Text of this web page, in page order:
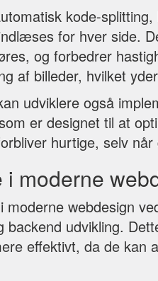
kode-
for hver side.
og forbedrer
af billeder, hvilket
udviklere også
er designet til at
hurtige, selv når
moderne
moderne webdesign
udvikling.
effektivt, da de kan